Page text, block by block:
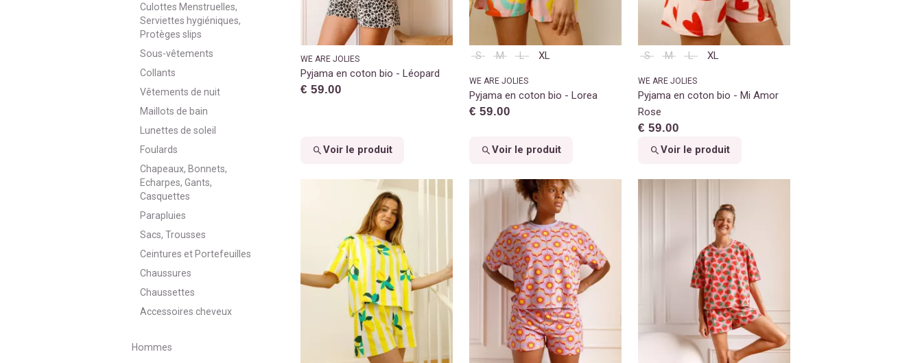
Culottes Menstruelles,
Serviettes hygiéniques,
Protèges slips
Sous-vêtements
Collants
Vêtements de nuit
Maillots de bain
Lunettes de soleil
Foulards
Chapeaux, Bonnets,
Echarpes, Gants,
Casquettes
Parapluies
Sacs, Trousses
Ceintures et Portefeuilles
Chaussures
Chaussettes
Accessoires cheveux
Hommes
WE ARE JOLIES
Pyjama en coton bio - Léopard
€ 59.00
Voir le produit
S M L XL
WE ARE JOLIES
Pyjama en coton bio - Lorea
€ 59.00
Voir le produit
S M L XL
WE ARE JOLIES
Pyjama en coton bio - Mi Amor
Rose
€ 59.00
Voir le produit